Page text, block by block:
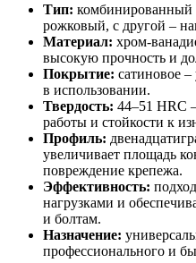
Тип: комбинированный
рожковый, с другой –
Материал: хром-
высокую прочность и
Покрытие: сатиновое
в использовании.
Твердость: 44–51 HRС
работы и стойкости к
Профиль:
увеличивает площадь
повреждение крепежа.
Эффективность:
нагрузками и
и болтам.
Назначение:
профессионального и